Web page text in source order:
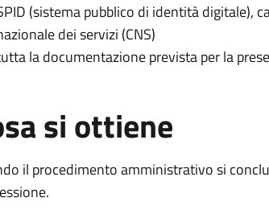
(sistema pubblico di identità digitale),
dei servizi (CNS)
la documentazione prevista per la
si ottiene
il procedimento amministrativo si